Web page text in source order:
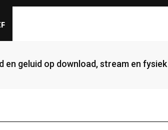
en geluid op download, stream en